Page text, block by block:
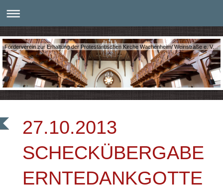
Förderverein zur Erhaltung der Protestantischen Kirche Wachenheim/ Weinstraße e. V.
27.10.2013
SCHECKÜBERGABE
ERNTEDANKGOTTE